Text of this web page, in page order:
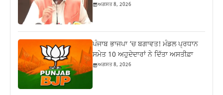
ਅਗਸਤ 8, 2026
ਪੰਜਾਬ ਭਾਜਪਾ ‘ਚ ਬਗਾਵਤ! ਮੰਡਲ ਪ੍ਰਧਾਨ
ਸਮੇਤ 10 ਅਹੁਦੇਦਾਰਾਂ ਨੇ ਦਿੱਤਾ ਅਸਤੀਫ਼ਾ
ਅਗਸਤ 8, 2026